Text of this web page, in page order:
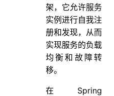
架，它允许服务
实例进行自我注
册和发现，从而
实现服务的负载
均衡和故障转
移。
在 Spring